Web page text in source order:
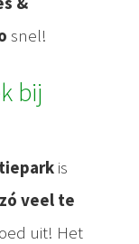
snel!
bij
is
zó veel te
uit! Het